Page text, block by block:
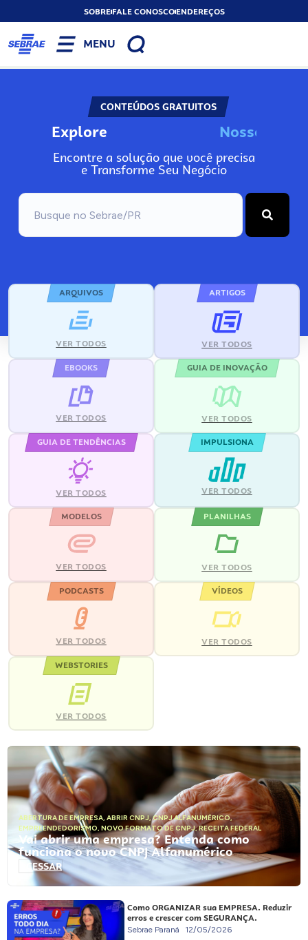
SOBREFALE CONOSCOENDEREÇOS
MENU
CONTEÚDOS GRATUITOS
Explore Noss
Encontre a solução que você precisa
e Transforme Seu Negócio
ARQUIVOS
VER TODOS
ARTIGOS
VER TODOS
EBOOKS
VER TODOS
GUIA DE INOVAÇÃO
VER TODOS
GUIA DE TENDÊNCIAS
VER TODOS
IMPULSIONA
VER TODOS
MODELOS
VER TODOS
PLANILHAS
VER TODOS
PODCASTS
VER TODOS
VÍDEOS
VER TODOS
WEBSTORIES
VER TODOS
ABERTURA DE EMPRESA, ABRIR CNPJ,CNPJ ALFANUMÉRICO,
EMPREENDEDORISMO, NOVO FORMATO DE CNPJ,RECEITA FEDERAL
Vai abrir uma empresa? Entenda como
funciona o novo CNPJ Alfanumérico
ACESSAR
Como ORGANIZAR sua EMPRESA. Reduzir
erros e crescer com SEGURANÇA.
Sebrae Paraná 12/05/2026